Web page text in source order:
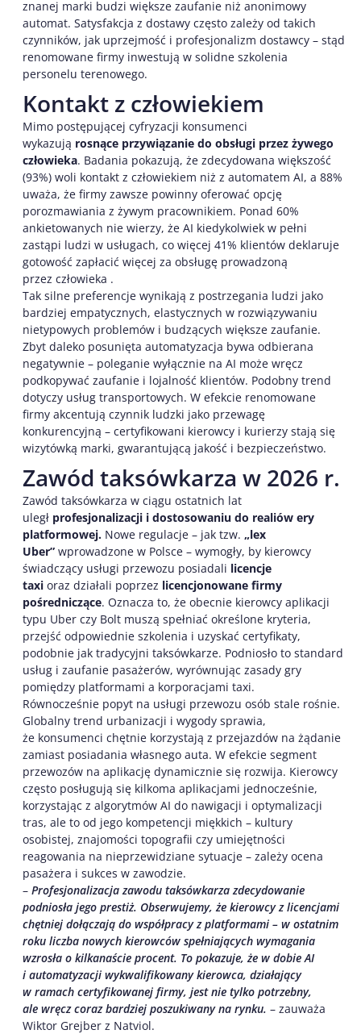
znanej marki budzi większe zaufanie niż anonimowy
automat. Satysfakcja z dostawy często zależy od takich
czynników, jak uprzejmość i profesjonalizm dostawcy – stąd
renomowane firmy inwestują w solidne szkolenia
personelu terenowego.
Kontakt z człowiekiem
Mimo postępującej cyfryzacji konsumenci
wykazują rosnące przywiązanie do obsługi przez żywego
człowieka. Badania pokazują, że zdecydowana większość
(93%) woli kontakt z człowiekiem niż z automatem AI, a 88%
uważa, że firmy zawsze powinny oferować opcję
porozmawiania z żywym pracownikiem. Ponad 60%
ankietowanych nie wierzy, że AI kiedykolwiek w pełni
zastąpi ludzi w usługach, co więcej 41% klientów deklaruje
gotowość zapłacić więcej za obsługę prowadzoną
przez człowieka .
Tak silne preferencje wynikają z postrzegania ludzi jako
bardziej empatycznych, elastycznych w rozwiązywaniu
nietypowych problemów i budzących większe zaufanie.
Zbyt daleko posunięta automatyzacja bywa odbierana
negatywnie – poleganie wyłącznie na AI może wręcz
podkopywać zaufanie i lojalność klientów. Podobny trend
dotyczy usług transportowych. W efekcie renomowane
firmy akcentują czynnik ludzki jako przewagę
konkurencyjną – certyfikowani kierowcy i kurierzy stają się
wizytówką marki, gwarantującą jakość i bezpieczeństwo.
Zawód taksówkarza w 2026 r.
Zawód taksówkarza w ciągu ostatnich lat
uległ profesjonalizacji i dostosowaniu do realiów ery
platformowej. Nowe regulacje – jak tzw. „lex
Uber” wprowadzone w Polsce – wymogły, by kierowcy
świadczący usługi przewozu posiadali licencje
taxi oraz działali poprzez licencjonowane firmy
pośredniczące. Oznacza to, że obecnie kierowcy aplikacji
typu Uber czy Bolt muszą spełniać określone kryteria,
przejść odpowiednie szkolenia i uzyskać certyfikaty,
podobnie jak tradycyjni taksówkarze. Podniosło to standard
usług i zaufanie pasażerów, wyrównując zasady gry
pomiędzy platformami a korporacjami taxi.
Równocześnie popyt na usługi przewozu osób stale rośnie.
Globalny trend urbanizacji i wygody sprawia,
że konsumenci chętnie korzystają z przejazdów na żądanie
zamiast posiadania własnego auta. W efekcie segment
przewozów na aplikację dynamicznie się rozwija. Kierowcy
często posługują się kilkoma aplikacjami jednocześnie,
korzystając z algorytmów AI do nawigacji i optymalizacji
tras, ale to od jego kompetencji miękkich – kultury
osobistej, znajomości topografii czy umiejętności
reagowania na nieprzewidziane sytuacje – zależy ocena
pasażera i sukces w zawodzie.
– Profesjonalizacja zawodu taksówkarza zdecydowanie
podniosła jego prestiż. Obserwujemy, że kierowcy z licencjami
chętniej dołączają do współpracy z platformami – w ostatnim
roku liczba nowych kierowców spełniających wymagania
wzrosła o kilkanaście procent. To pokazuje, że w dobie AI
i automatyzacji wykwalifikowany kierowca, działający
w ramach certyfikowanej firmy, jest nie tylko potrzebny,
ale wręcz coraz bardziej poszukiwany na rynku. – zauważa
Wiktor Grejber z Natviol.